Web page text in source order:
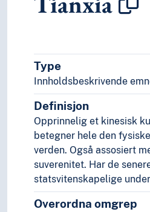
Agentivitet
Aspekt (Grammatikk)
Føringsbasert
Interferens
Kausativitet
Komparasjon
Kvantifisering
Linearitet (Lingvistikk)
Markerthet
Modalitet
Modularitet
Type
Innholdsbeskrivende
Definisjon
Opprinnelig et kinesisk
betegner hele den
verden. Også assosiert
suverenitet. Har de
statsvitenskapelige
Overordna omgrep